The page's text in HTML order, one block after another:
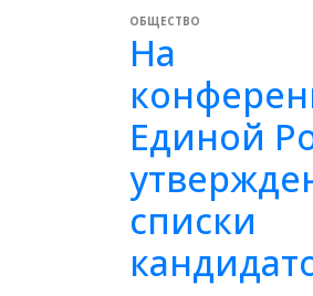
ОБЩЕСТВО
На
Единой
списки